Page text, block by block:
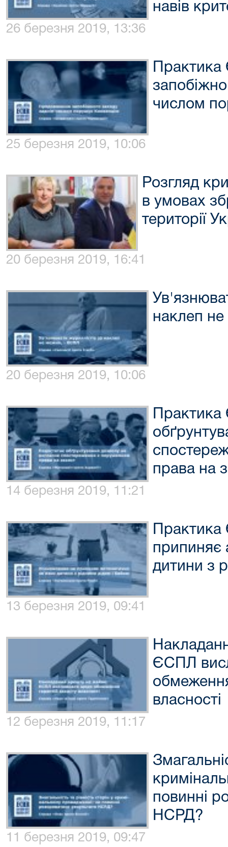
навів
26 березня 2019, 13:36
числом
25 березня 2019, 10:06
Розгляд
в умовах
території
20 березня 2019, 16:41
наклеп
20 березня 2019, 10:06
права на
14 березня 2019, 11:21
припиняє
дитини з
13 березня 2019, 09:41
ЄСПЛ
власності
12 березня 2019, 11:17
повинні
НСРД?
11 березня 2019, 09:47